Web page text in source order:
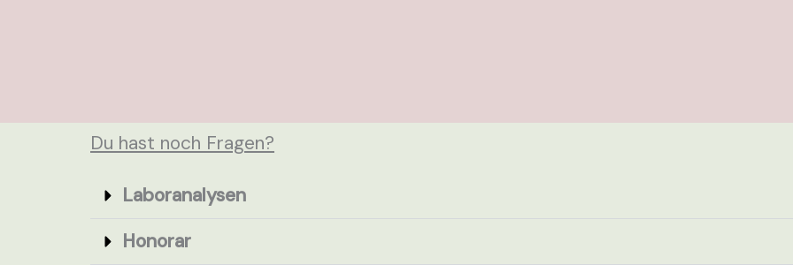
Du hast noch Fragen?
Laboranalysen
Honorar